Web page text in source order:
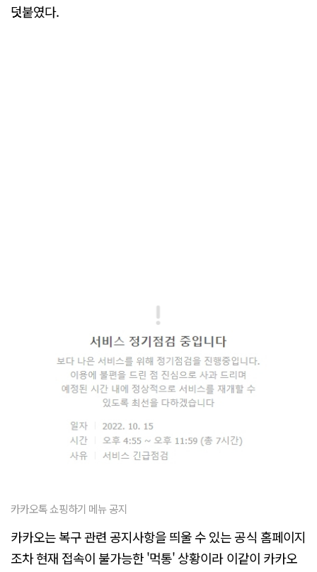
덧붙였다.
카카오톡 쇼핑하기 메뉴 공지
카카오는 복구 관련 공지사항을 띄울 수 있는 공식 홈페이지
조차 현재 접속이 불가능한 '먹통' 상황이라 이같이 카카오